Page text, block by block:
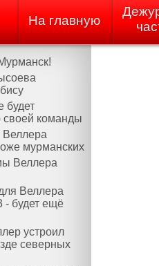
На главную
будет
своей команды
Веллера
мурманских
Веллера
Веллера
- будет ещё
устроил
северных